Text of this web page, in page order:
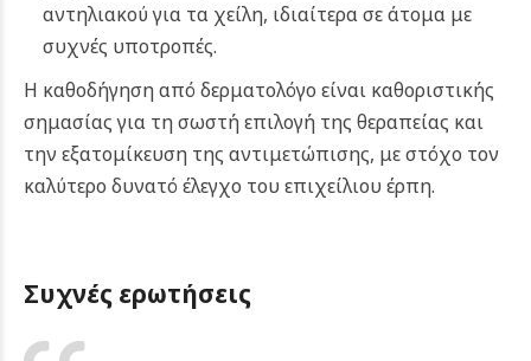
αντηλιακού για τα χείλη, ιδιαίτερα σε άτομα με
συχνές υποτροπές.
Η καθοδήγηση από δερματολόγο είναι καθοριστικής
σημασίας για τη σωστή επιλογή της θεραπείας και
την εξατομίκευση της αντιμετώπισης, με στόχο τον
καλύτερο δυνατό έλεγχο του επιχείλιου έρπη.
Συχνές ερωτήσεις